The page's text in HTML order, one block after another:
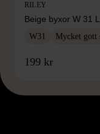
RILEY
Beige byxor W 31
W31 Mycket gott
199 kr